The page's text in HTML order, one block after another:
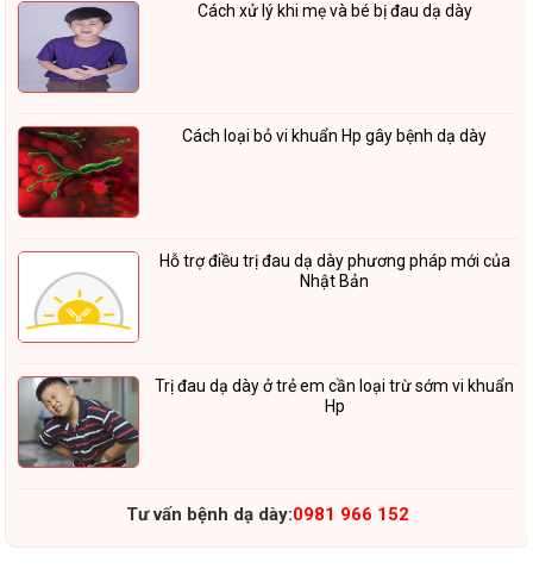
Cách xử lý khi mẹ và bé bị đau dạ dày
Cách loại bỏ vi khuẩn Hp gây bệnh dạ dày
Hỗ trợ điều trị đau dạ dày phương pháp mới của
Nhật Bản
Trị đau dạ dày ở trẻ em cần loại trừ sớm vi khuẩn
Hp
Tư vấn bệnh dạ dày:0981 966 152